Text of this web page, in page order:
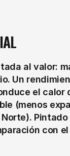
al valor:
Un
el calor
(menos
con